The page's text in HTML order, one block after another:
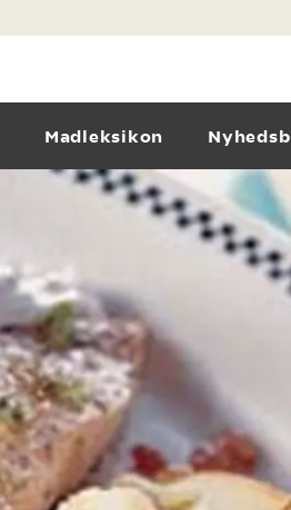
Madleksikon